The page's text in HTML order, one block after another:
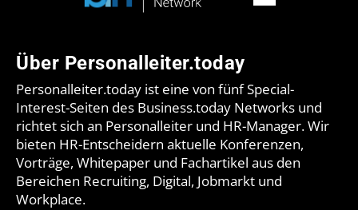
Über Personalleiter.today
Personalleiter.today ist eine von fünf Special-
Interest-Seiten des Business.today Networks und
richtet sich an Personalleiter und HR-Manager. Wir
bieten HR-Entscheidern aktuelle Konferenzen,
Vorträge, Whitepaper und Fachartikel aus den
Bereichen Recruiting, Digital, Jobmarkt und
Workplace.